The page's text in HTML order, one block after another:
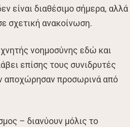
είναι διαθέσιμο σήμερα, αλλά
σχετική ανακοίνωση.
νοημοσύνης εδώ και
επίσης τους συνιδρυτές
αποχώρησαν προσωρινά από
– διανύουν μόλις το